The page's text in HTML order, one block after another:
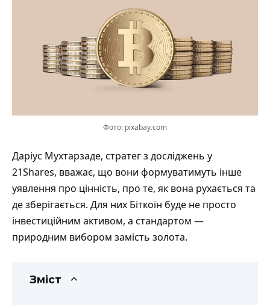
Фото: pixabay.com
Даріус Мухтарзаде, стратег з досліджень у
21Shares, вважає, що вони формуватимуть інше
уявлення про цінність, про те, як вона рухається та
де зберігається. Для них Біткоїн буде не просто
інвестиційним активом, а стандартом —
природним вибором замість золота.
Зміст